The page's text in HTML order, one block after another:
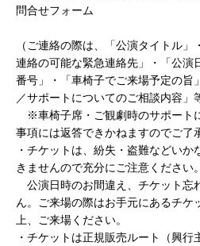
問合せフォーム
（ご連絡の際は、「公演タイトル
連絡の可能な緊急連絡先」・「公演
番号」・「車椅子でご来場予定の旨
／サポートについてのご相談内容」
※車椅子席・ご観劇時のサポート
事項には返答できかねますのでご了
・チケットは、紛失・盗難などい
きませんので充分にご注意ください。
公演日時のお間違え、チケット忘
ん。ご来場の際はお手元にあるチケ
上、ご来場ください。
・チケットは正規販売ルート（興